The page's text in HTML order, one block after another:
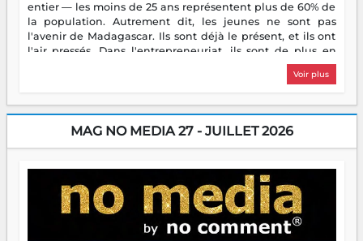
entier — les moins de 25 ans représentent plus de 60% de
la population. Autrement dit, les jeunes ne sont pas
l'avenir de Madagascar. Ils sont déjà le présent, et ils ont
l'air pressés. Dans l'entrepreneuriat, ils sont de plus en
plus nombreux à se lancer, à créer, à risquer — souvent
sans filet, souvent sans aide, mais toujours avec cette
dorment vraiment la nuit. En culture, les nouvelles sont
encore meilleures. Aina Rasamoelina vient de décrocher le
Prix RFI Instrumental Afrique. Miangaly Elia rafle le Prix
jeunes qui tiennent la torche. Alors oui, on pourrait
s'arrêter là, applaudir et rentrer chez soi satisfait. Mais ce
serait passer à côté d'une chose essentielle. La fougue, ça
brûle fort — et parfois, ça brûle vite. Une flamme sans
direction peut éclairer autant qu'elle peut consumer. C'est
Voir plus
MAG NO MEDIA 27 - JUILLET 2026